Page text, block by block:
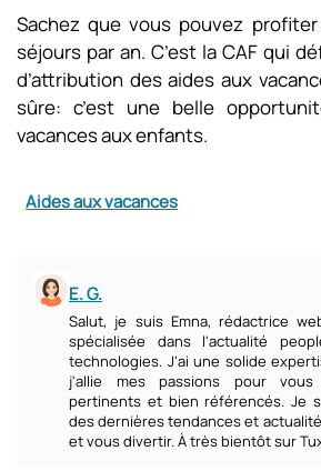
Sachez que vous pouvez
séjours par an. C’est la CAF qui
d’attribution des aides aux
sûre: c’est une belle
vacances aux enfants.
Aides aux vacances
E. G.
Salut, je suis Emna, rédactrice
spécialisée dans l'actualité
technologies. J'ai une solide
j'allie mes passions pour
pertinents et bien référencés. Je
des dernières tendances et
et vous divertir. À très bientôt sur